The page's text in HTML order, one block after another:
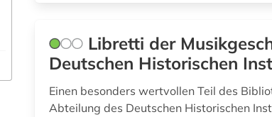
Libretti der
Deutschen Historischen
Einen besonders wertvollen Teil des
Abteilung des Deutschen Historischen